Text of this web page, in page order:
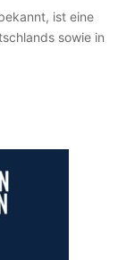
ist eine
sowie in